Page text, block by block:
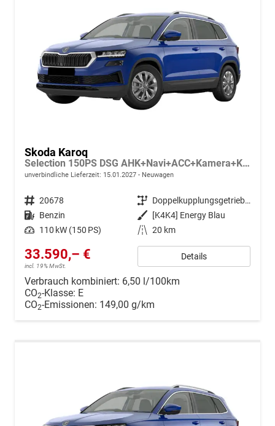
Skoda Karoq
Selection 150PS DSG AHK+Navi+ACC+Kamera+Kessy+Sitzheizung+GV5+Ambiente
unverbindliche Lieferzeit: 15.01.2027 Neuwagen
Fahrzeugnr. 20678 Getriebe
Doppelkupplungsgetriebe (DSG)
Kraftstoff Benzin Außenfarbe
[K4K4] Energy Blau
Leistung 110 kW (150 PS) Kilometerstand 20 km
33.590,– €
incl. 19% MwSt.
Details
Verbrauch kombiniert: 6,50 l/100km
CO2-Klasse: E
CO2-Emissionen: 149,00 g/km